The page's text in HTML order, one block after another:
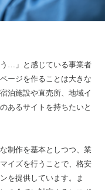
う…」と感じている事業者
ージを作ることは大きな
泊施設や直売所、地域イ
あるサイトを持ちたいと
制作を基本としつつ、業
イズを行うことで、格安
を提供しています。ま